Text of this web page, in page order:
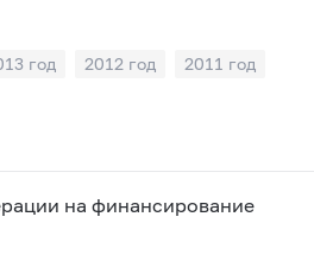
год 2012 год 2011 год
на финансирование